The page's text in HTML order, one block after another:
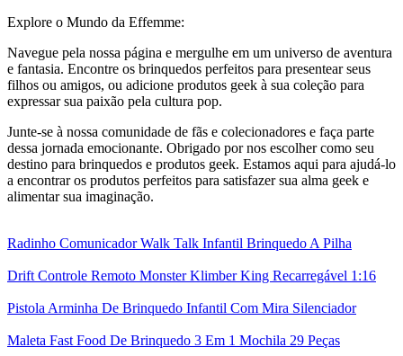
Explore o Mundo da Effemme:
Navegue pela nossa página e mergulhe em um universo de aventura
e fantasia. Encontre os brinquedos perfeitos para presentear seus
filhos ou amigos, ou adicione produtos geek à sua coleção para
expressar sua paixão pela cultura pop.
Junte-se à nossa comunidade de fãs e colecionadores e faça parte
dessa jornada emocionante. Obrigado por nos escolher como seu
destino para brinquedos e produtos geek. Estamos aqui para ajudá-lo
a encontrar os produtos perfeitos para satisfazer sua alma geek e
alimentar sua imaginação.
Radinho Comunicador Walk Talk Infantil Brinquedo A Pilha
Drift Controle Remoto Monster Klimber King Recarregável 1:16
Pistola Arminha De Brinquedo Infantil Com Mira Silenciador
Maleta Fast Food De Brinquedo 3 Em 1 Mochila 29 Peças